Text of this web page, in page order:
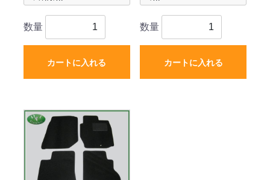
数量
カートに入れる
数量
カートに入れる